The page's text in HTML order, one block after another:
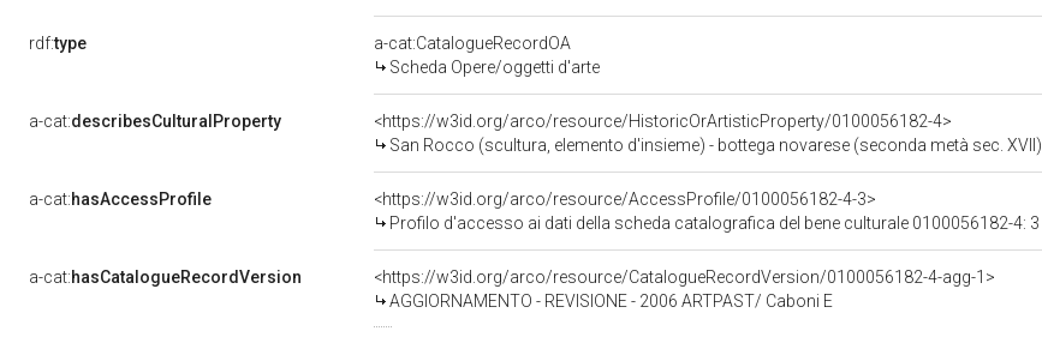
rdf:type
a-cat:CatalogueRecordOA
Scheda Opere/oggetti d'arte
a-cat:describesCulturalProperty
<https://w3id.org/arco/resource/HistoricOrArtisticProperty/0100056182-4>
San Rocco (scultura, elemento d'insieme) - bottega novarese (seconda metà sec. XVII)
a-cat:hasAccessProfile
<https://w3id.org/arco/resource/AccessProfile/0100056182-4-3>
Profilo d'accesso ai dati della scheda catalografica del bene culturale 0100056182-4: 3
a-cat:hasCatalogueRecordVersion
<https://w3id.org/arco/resource/CatalogueRecordVersion/0100056182-4-agg-1>
AGGIORNAMENTO - REVISIONE - 2006 ARTPAST/ Caboni E